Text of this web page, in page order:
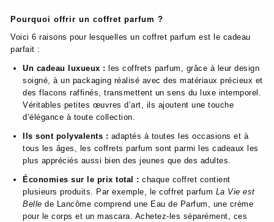
Pourquoi offrir un coffret parfum ?
Voici 6 raisons pour lesquelles un coffret parfum est le cadeau
parfait :
Un cadeau luxueux : les coffrets parfum, grâce à leur design
soigné, à un packaging réalisé avec des matériaux précieux et
des flacons raffinés, transmettent un sens du luxe intemporel.
Véritables petites œuvres d’art, ils ajoutent une touche
d’élégance à toute collection.
Ils sont polyvalents : adaptés à toutes les occasions et à
tous les âges, les coffrets parfum sont parmi les cadeaux les
plus appréciés aussi bien des jeunes que des adultes.
Économies sur le prix total : chaque coffret contient
plusieurs produits. Par exemple, le coffret parfum La Vie est
Belle de Lancôme comprend une Eau de Parfum, une crème
pour le corps et un mascara. Achetez-les séparément, ces